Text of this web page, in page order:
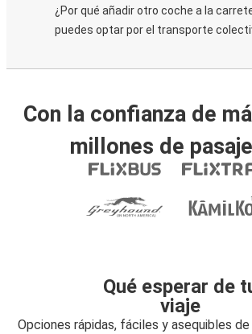
¿Por qué añadir otro coche a la
puedes optar por el transporte
Con la confianza de
millones de
Qué esperar de
viaje
Opciones rápidas, fáciles y asequibles